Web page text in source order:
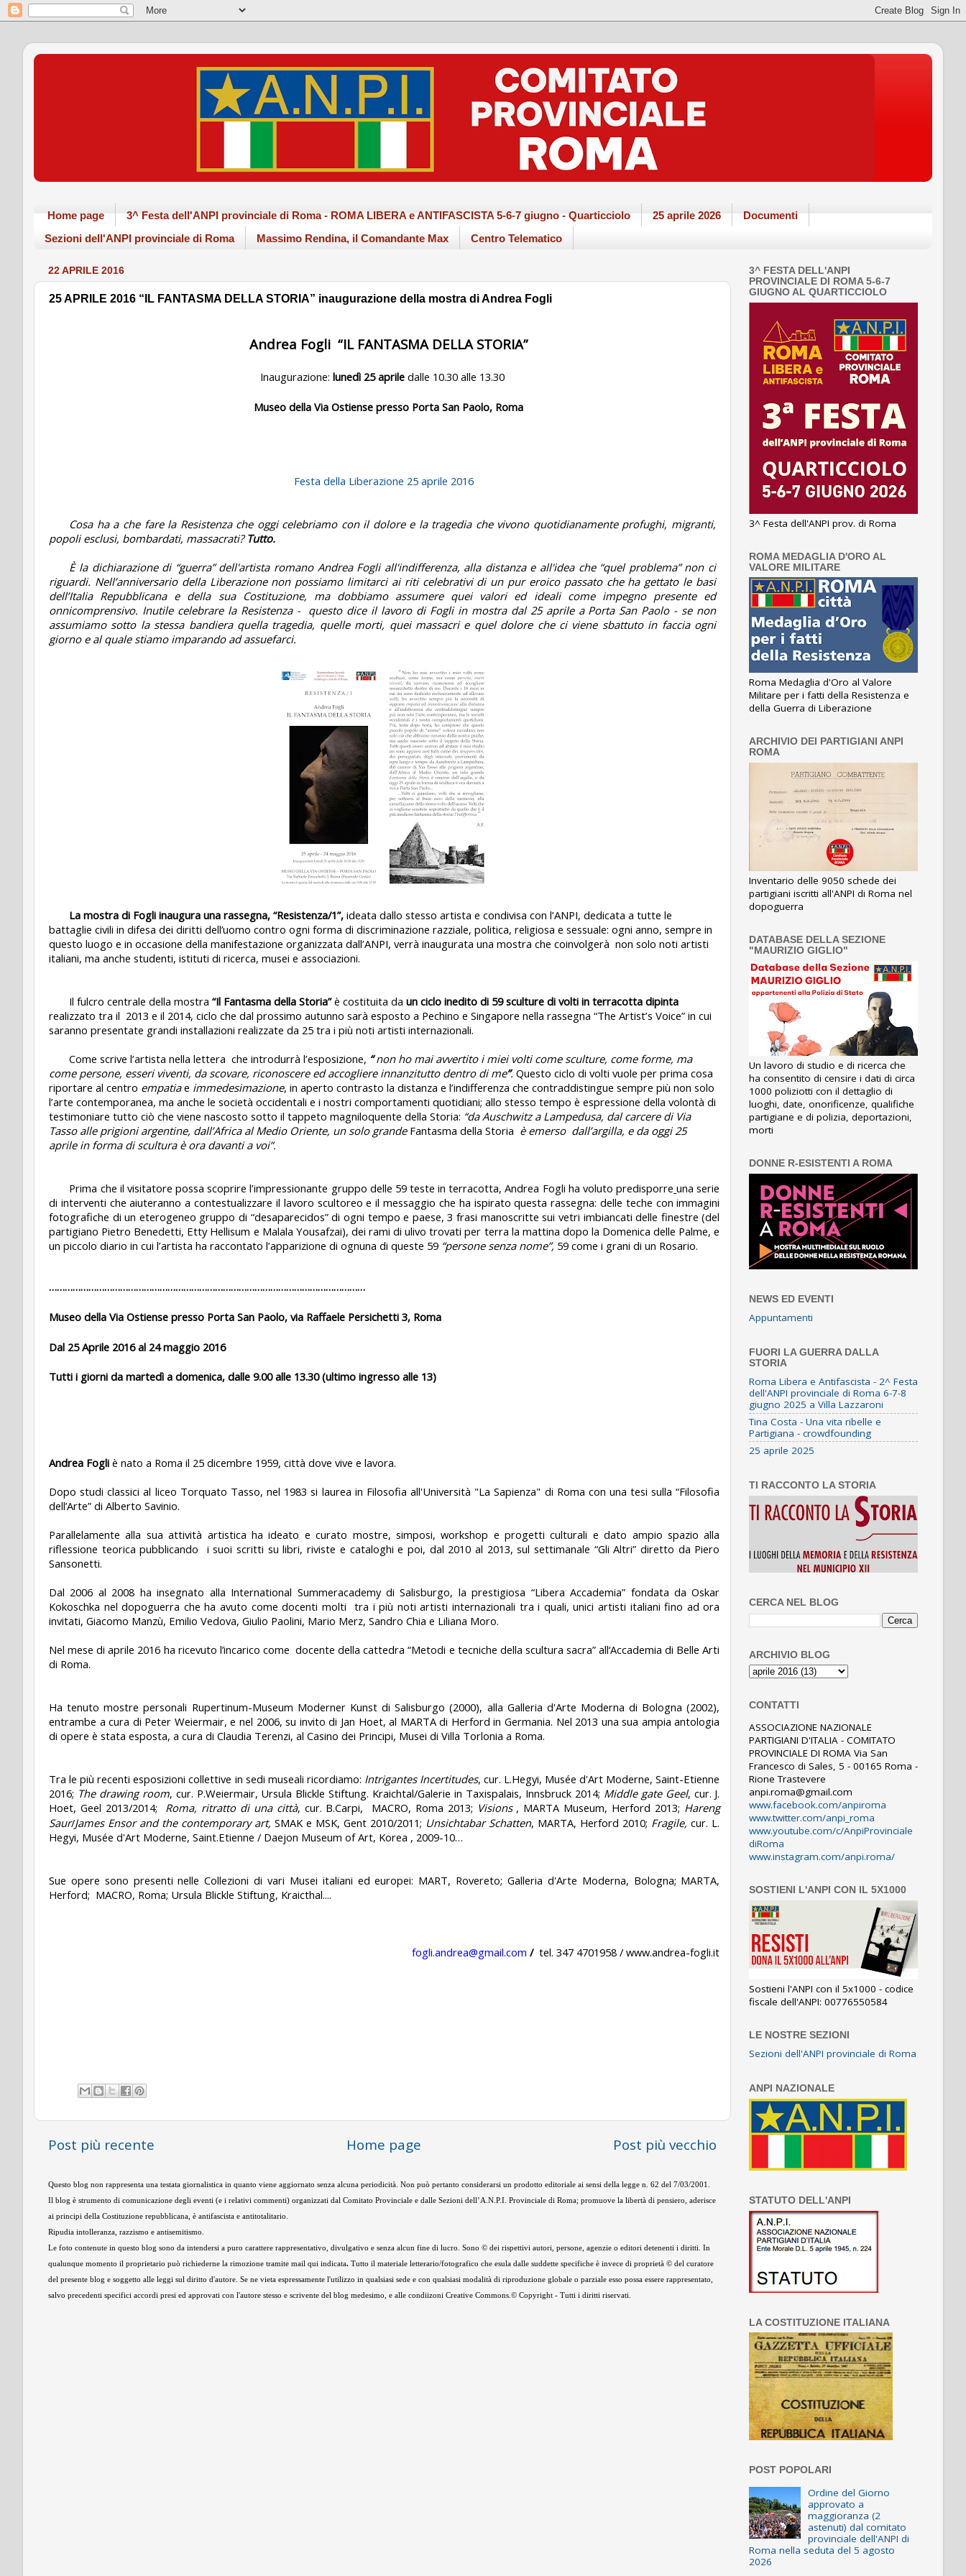
Home page 3^ Festa dell'ANPI provinciale di Roma - ROMA LIBERA e ANTIFASCISTA 5-6-7 giugno - Quarticciolo 25 aprile 2026
Documenti
Sezioni dell'ANPI provinciale di Roma
Massimo Rendina, il Comandante Max Centro Telematico
22 APRILE 2016
25 APRILE 2016 “IL FANTASMA DELLA STORIA” inaugurazione della mostra di Andrea Fogli
Andrea Fogli “IL FANTASMA DELLA STORIA”
Inaugurazione: lunedì 25 aprile dalle 10.30 alle 13.30
Museo della Via Ostiense presso Porta San Paolo, Roma
Festa della Liberazione 25 aprile 2016
Cosa ha a che fare la Resistenza che oggi celebriamo con il dolore e la tragedia che vivono quotidianamente profughi, migranti,
popoli esclusi, bombardati, massacrati?Tutto.
È la dichiarazione di “guerra” dell'artista romano Andrea Fogli all'indifferenza, alla distanza e all'idea che “quel problema” non ci
riguardi. Nell’anniversario della Liberazione non possiamo limitarci ai riti celebrativi di un pur eroico passato che ha gettato le basi
dell’Italia Repubblicana e della sua Costituzione, ma dobbiamo assumere quei valori ed ideali come impegno presente ed
onnicomprensivo. Inutile celebrare la Resistenza -
questo dice il lavoro di Fogli in mostra dal 25 aprile a Porta San Paolo - se non
assumiamo sotto la stessa bandiera quella tragedia, quelle morti, quei massacri e quel dolore che ci viene sbattuto in faccia ogni
giorno e al quale stiamo imparando ad assuefarci.
La mostra di Fogli inaugura una rassegna, “Resistenza/1”, ideata dallo stesso artista e condivisa con l’ANPI, dedicata atutte le
battaglie civili in difesa dei diritti dell’uomo contro ogni forma di discriminazione razziale, politica, religiosa e sessuale: ogni anno, sempre in
questo luogo e in occasione della manifestazione organizzata dall’ANPI, verrà inaugurata una mostra che coinvolgerà non solo noti artisti
italiani, ma anche studenti, istituti di ricerca, musei e associazioni.
Il fulcro centrale della mostra “Il Fantasma della Storia”è costituita da un ciclo inedito di 59 sculture di volti in terracotta dipinta
realizzato tra il 2013 e il 2014, ciclo che dal prossimo autunno sarà esposto a Pechino e Singapore nella rassegna “The Artist’s Voice” in cui
saranno presentate grandi installazioni realizzate da 25 tra i più noti artisti internazionali.
Come scrive l’artista nella lettera che introdurrà l’esposizione, “non ho mai avvertito i miei volti come sculture, come forme, ma
come persone, esseri viventi, da scovare, riconoscere ed accogliere innanzitutto dentro di me”. Questo ciclo di volti vuole per prima cosa
riportare al centro empatiae immedesimazione, in aperto contrasto la distanza e l’indifferenza che contraddistingue sempre più non solo
l’arte contemporanea, ma anche le società occidentali e i nostri comportamenti quotidiani; allo stesso tempo è espressione della volontà di
testimoniare tutto ciò che viene nascosto sotto il tappeto magniloquente della Storia: “da Auschwitz a Lampedusa, dal carcere di Via
Tasso alle prigioni argentine, dall’Africa al Medio Oriente, un solo grande Fantasma della Storia è emerso dall’argilla, e da oggi 25
aprile in forma di scultura è ora davanti a voi”.
Prima che il visitatore possa scoprire l’impressionante gruppo delle 59 teste in terracotta, Andrea Fogli ha voluto predisporre una serie
di interventi che aiuteranno a contestualizzare il lavoro scultoreo e il messaggio che ha ispirato questa rassegna: delle teche con immagini
fotografiche di un eterogeneo gruppo di “desaparecidos” di ogni tempo e paese, 3 frasi manoscritte sui vetri imbiancati delle finestre (del
partigiano Pietro Benedetti, Etty Hellisum e Malala Yousafzai), dei rami di ulivo trovati per terra la mattina dopo la Domenica delle Palme, e
un piccolo diario in cui l’artista ha raccontato l’apparizione di ognuna di queste 59 “persone senza nome”, 59 come i grani di un Rosario.
…………………………………………………………………………………………………………
Museo della Via Ostiense presso Porta San Paolo, via Raffaele Persichetti 3, Roma
Dal 25 Aprile 2016 al 24 maggio 2016
Tutti i giorni da martedì a domenica, dalle 9.00 alle 13.30 (ultimo ingresso alle 13)
Andrea Fogli è nato a Roma il 25 dicembre 1959, città dove vive e lavora.
Dopo studi classici al liceo Torquato Tasso, nel 1983 si laurea in Filosofia all'Università "La Sapienza" di Roma con una tesi sulla “Filosofia
dell’Arte” di Alberto Savinio.
Parallelamente alla sua attività artistica ha ideato e curato mostre, simposi, workshop e progetti culturali e dato ampio spazio alla
riflessione teorica pubblicando
i suoi scritti su libri, riviste e cataloghi e poi, dal 2010 al 2013, sul settimanale “Gli Altri” diretto da Piero
Sansonetti.
Dal 2006 al 2008 ha insegnato alla International Summeracademy di Salisburgo, la prestigiosa “Libera Accademia” fondata da Oskar
Kokoschka nel dopoguerra che ha avuto come docenti molti
tra i più noti artisti internazionali tra i quali, unici artisti italiani fino ad ora
invitati, Giacomo Manzù, Emilio Vedova, Giulio Paolini, Mario Merz, Sandro Chia e Liliana Moro.
Nel mese di aprile 2016 ha ricevuto l’incarico come docente della cattedra “Metodi e tecniche della scultura sacra” all‘Accademia di Belle Arti
di Roma.
Ha tenuto mostre personali Rupertinum-Museum Moderner Kunst di Salisburgo (2000), alla Galleria d'Arte Moderna di Bologna (2002),
entrambe a cura di Peter Weiermair, e nel 2006, su invito di Jan Hoet, al MARTA di Herford in Germania. Nel 2013 una sua ampia antologia
di opere è stata esposta, a cura di Claudia Terenzi, al Casino dei Principi, Musei di Villa Torlonia a Roma.
Tra le più recenti esposizioni collettive in sedi museali ricordiamo: Intrigantes Incertitudes,cur. L.Hegyi, Musée d'Art Moderne, Saint-Etienne
2016; The drawing room, cur. P.Weiermair, Ursula Blickle Stiftung. Kraichtal/Galerie in Taxispalais, Innsbruck 2014; Middle gate Geel, cur. J.
Hoet, Geel 2013/2014;
Roma, ritratto di una città, cur. B.Carpi, MACRO, Roma 2013; Visions, MARTA Museum, Herford 2013; Hareng
Saur/James Ensor and the contemporary art,SMAK e MSK, Gent 2010/2011; Unsichtabar Schatten, MARTA, Herford 2010; Fragile, cur. L.
Hegyi, Musée d'Art Moderne, Saint.Etienne / Daejon Museum of Art, Korea , 2009-10…
Sue opere sono presenti nelle Collezioni di vari Musei italiani ed europei: MART, Rovereto; Galleria d'Arte Moderna, Bologna; MARTA,
Herford; MACRO, Roma; Ursula Blickle Stiftung, Kraicthal....
fogli.andrea@gmail.com / tel. 347 4701958 / www.andrea-fogli.it
Post più recente Post più vecchio
Home page
Questo blog non rappresenta una testata giornalistica in quanto viene aggiornato senza alcuna periodicità. Non può pertanto considerarsi un prodotto editoriale ai sensi della legge n. 62 del 7/03/2001.
Il blog è strumento di comunicazione degli eventi (e i relativi commenti) organizzati dal Comitato Provinciale e dalle Sezioni dell’A.N.P.I. Provinciale di Roma; promuove la libertà di pensiero, aderisce
ai principi della Costituzione repubblicana, è antifascista e antitotalitario.
Ripudia intolleranza, razzismo e antisemitismo.
Le foto contenute in questo blog sono da intendersi a puro carattere rappresentativo, divulgativo e senza alcun fine di lucro. Sono © dei rispettivi autori, persone, agenzie o editori detenenti i diritti. In
qualunque momento il proprietario può richiederne la rimozione tramite mail qui indicata. Tutto il materiale letterario/fotografico che esula dalle suddette specifiche è invece di proprietà © del curatore
del presente blog e soggetto alle leggi sul diritto d'autore. Se ne vieta espressamente l'utilizzo in qualsiasi sede e con qualsiasi modalità di riproduzione globale o parziale esso possa essere rappresentato,
salvo precedenti specifici accordi presi ed approvati con l'autore stesso e scrivente del blog medesimo, e alle condiizoni Creative Commons.© Copyright - Tutti i diritti riservati.
3^ FESTA DELL'ANPI
PROVINCIALE DI ROMA 5-6-7
GIUGNO AL QUARTICCIOLO
3^ Festa dell'ANPI prov. di Roma
ROMA MEDAGLIA D'ORO AL
VALORE MILITARE
Roma Medaglia d'Oro al Valore
Militare per i fatti della Resistenza e
della Guerra di Liberazione
ARCHIVIO DEI PARTIGIANI ANPI
ROMA
Inventario delle 9050 schede dei
partigiani iscritti all'ANPI di Roma nel
dopoguerra
DATABASE DELLA SEZIONE
"MAURIZIO GIGLIO"
Un lavoro di studio e di ricerca che
ha consentito di censire i dati di circa
1000 poliziotti con il dettaglio di
luoghi, date, onorificenze, qualifiche
partigiane e di polizia, deportazioni,
morti
DONNE R-ESISTENTI A ROMA
NEWS ED EVENTI
Appuntamenti
FUORI LA GUERRA DALLA
STORIA
Roma Libera e Antifascista - 2^ Festa
dell'ANPI provinciale di Roma 6-7-8
giugno 2025 a Villa Lazzaroni
Tina Costa - Una vita ribelle e
Partigiana - crowdfounding
25 aprile 2025
TI RACCONTO LA STORIA
CERCA NEL BLOG
ARCHIVIO BLOG
CONTATTI
ASSOCIAZIONE NAZIONALE
PARTIGIANI D'ITALIA - COMITATO
PROVINCIALE DI ROMA Via San
Francesco di Sales, 5 - 00165 Roma -
Rione Trastevere
anpi.roma@gmail.com
www.facebook.com/anpiroma
www.twitter.com/anpi_roma
www.youtube.com/c/AnpiProvinciale
diRoma
www.instagram.com/anpi.roma/
SOSTIENI L'ANPI CON IL 5X1000
Sostieni l'ANPI con il 5x1000 - codice
fiscale dell'ANPI: 00776550584
LE NOSTRE SEZIONI
Sezioni dell'ANPI provinciale di Roma
ANPI NAZIONALE
STATUTO DELL'ANPI
LA COSTITUZIONE ITALIANA
POST POPOLARI
Ordine del Giorno
approvato a
maggioranza (2
astenuti) dal comitato
provinciale dell'ANPI di
Roma nella seduta del 5 agosto
2026